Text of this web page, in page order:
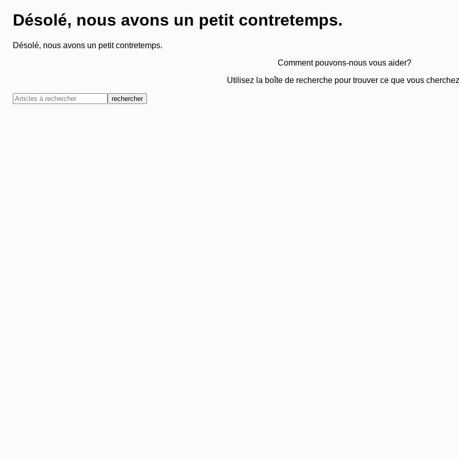
Désolé, nous avons un petit contretemps.
Désolé, nous avons un petit contretemps.
Comment pouvons-nous vous aider?
Utilisez la boîte de recherche pour trouver ce que vous
rechercher